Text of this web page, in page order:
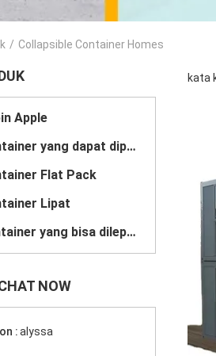
/ Collapsible Container Homes
Apple
Rumah Kontainer yang dapat diperluas
Flat Pack
Lipat
Rumah kontainer yang bisa dilepas
NOW
:alyssa
kata